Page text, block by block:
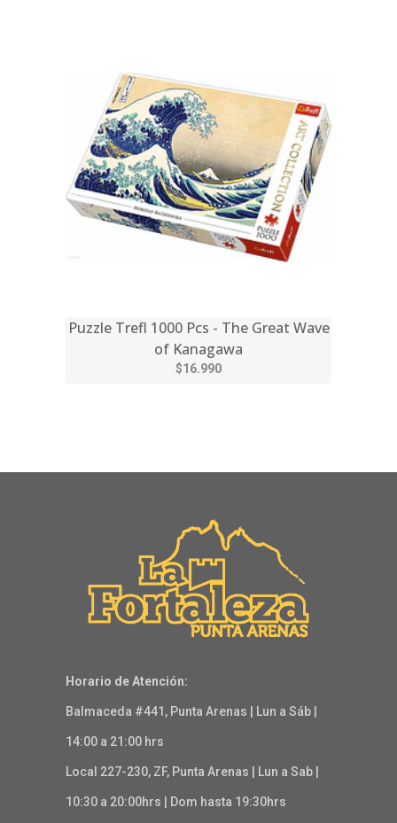
Puzzle Trefl 1000 Pcs - The Great Wave
of Kanagawa
$16.990
Horario de Atención:
Balmaceda #441, Punta Arenas | Lun a Sáb |
14:00 a 21:00 hrs
Local 227-230, ZF, Punta Arenas | Lun a Sab |
10:30 a 20:00hrs | Dom hasta 19:30hrs